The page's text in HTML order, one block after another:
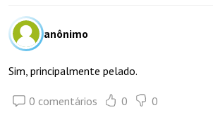
anônimo
Sim, principalmente pelado.
0 comentários 0 0